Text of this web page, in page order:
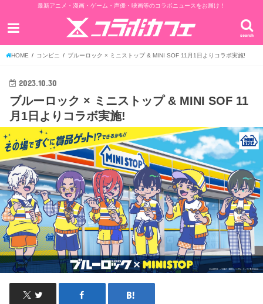
最新アニメ・漫画・ゲーム・声優・映画等のコラボニュースをお届け！
search
HOME コンビニ ブルーロック × ミニストップ & MINI SOF 11月1日よりコラボ実施!
2023.10.30
ブルーロック × ミニストップ & MINI SOF 11
月1日よりコラボ実施!